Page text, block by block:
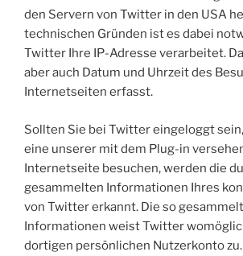
den Servern von Twitter in den USA
technischen Gründen ist es dabei
Twitter Ihre IP-Adresse verarbeitet.
aber auch Datum und Uhrzeit des
Internetseiten erfasst.
Sollten Sie bei Twitter eingeloggt
eine unserer mit dem Plug-in
Internetseite besuchen, werden die
gesammelten Informationen Ihres
von Twitter erkannt. Die so
Informationen weist Twitter
dortigen persönlichen Nutzerkonto